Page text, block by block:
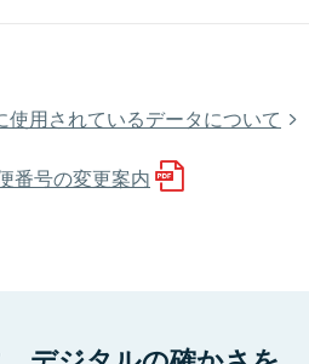
使用されているデータについて
番号の変更案内